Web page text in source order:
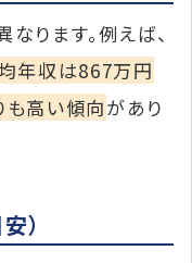
ります。​例えば、
年収は867万円
も高い傾向があり
）